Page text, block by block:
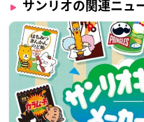
サンリオの関連ニュ